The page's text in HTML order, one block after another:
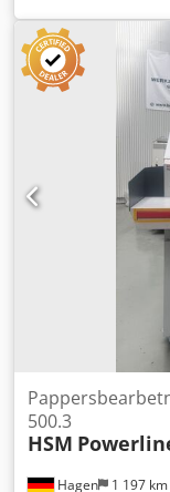
elektrisk, färg:vit,
för att skära
röret Automatisk
Nyb Topfx Al Ror
skärprocess PLC-
50 olika
Pappersrör
Hagen 1 197 km
500.3
HSM